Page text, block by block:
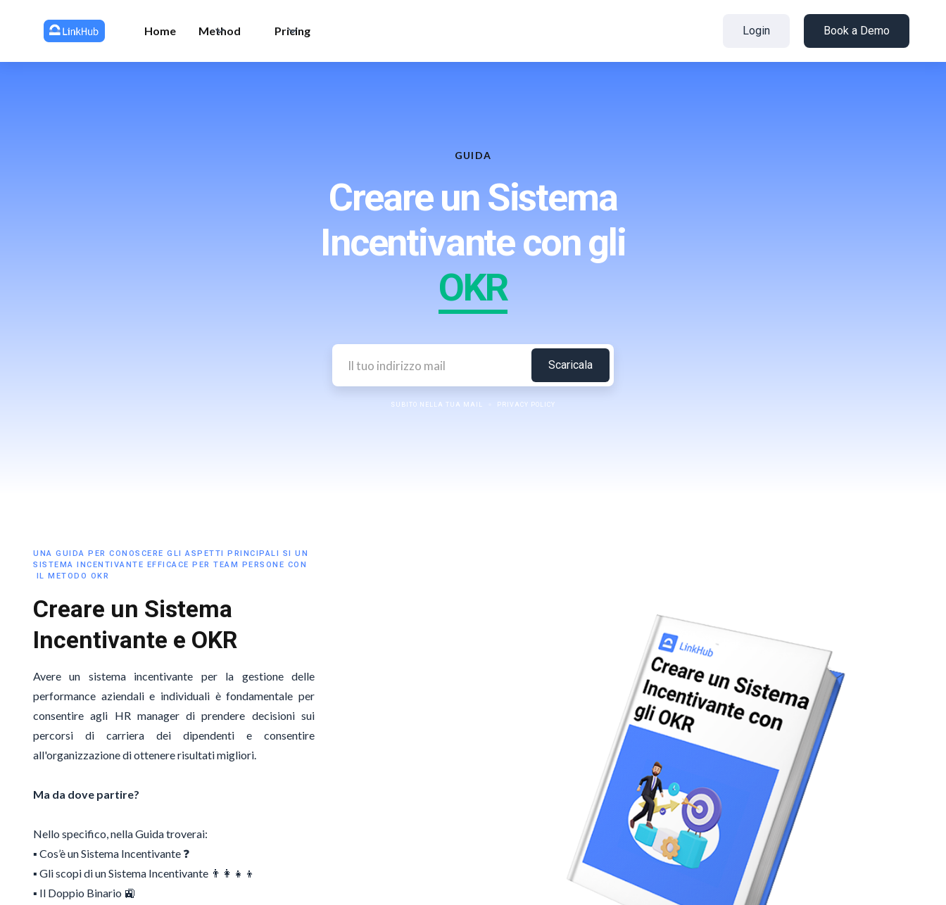
Home Method Pricing Login Book a Demo
GUIDA
Creare un Sistema
Incentivante con gli
OKR
SUBITO NELLA TUA MAIL PRIVACY POLICY
UNA GUIDA PER CONOSCERE GLI ASPETTI PRINCIPALI SI UN
SISTEMA INCENTIVANTE EFFICACE PER TEAM PERSONE CON
IL METODO OKR
Creare un Sistema
Incentivante e OKR
Avere un sistema incentivante per la gestione delle
performance aziendali e individuali è fondamentale per
consentire agli HR manager di prendere decisioni sui
percorsi di carriera dei dipendenti e consentire
all'organizzazione di ottenere risultati migliori.
Ma da dove partire?
Nello specifico, nella Guida troverai:
▪️ Cos’è un Sistema Incentivante ❓
▪️ Gli scopi di un Sistema Incentivante 👨👩👧👦
▪️ Il Doppio Binario 🚉